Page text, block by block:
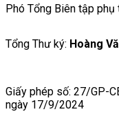
Phó Tổng Biên tập phụ
Tổng Thư ký: Hoàng
Giấy phép số: 27/GP-
ngày 17/9/2024